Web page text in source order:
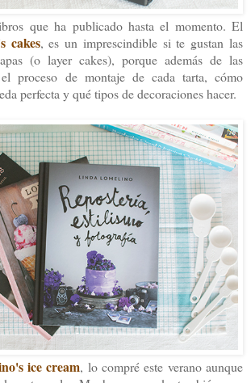
que ha publicado hasta el momento. El
cakes, es un imprescindible si te gustan las
(o layer cakes), porque además de las
proceso de montaje de cada tarta, cómo
perfecta y qué tipos de decoraciones hacer.
ice cream, lo compré este verano aunque